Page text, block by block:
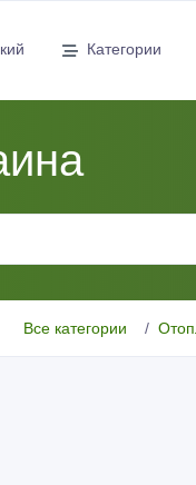
Категории
Все категории